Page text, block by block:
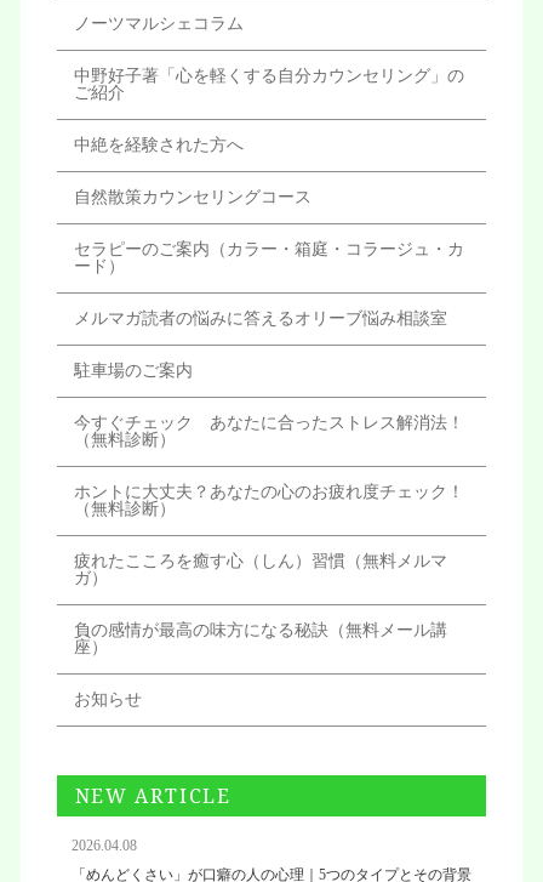
ノーツマルシェコラム
中野好子著「心を軽くする自分カウンセリング」の
ご紹介
中絶を経験された方へ
自然散策カウンセリングコース
セラピーのご案内（カラー・箱庭・コラージュ・カ
ード）
メルマガ読者の悩みに答えるオリーブ悩み相談室
駐車場のご案内
今すぐチェック あなたに合ったストレス解消法！
（無料診断）
ホントに大丈夫？あなたの心のお疲れ度チェック！
（無料診断）
疲れたこころを癒す心（しん）習慣（無料メルマ
ガ）
負の感情が最高の味方になる秘訣（無料メール講
座）
お知らせ
NEW ARTICLE
2026.04.08
「めんどくさい」が口癖の人の心理｜5つのタイプとその背景